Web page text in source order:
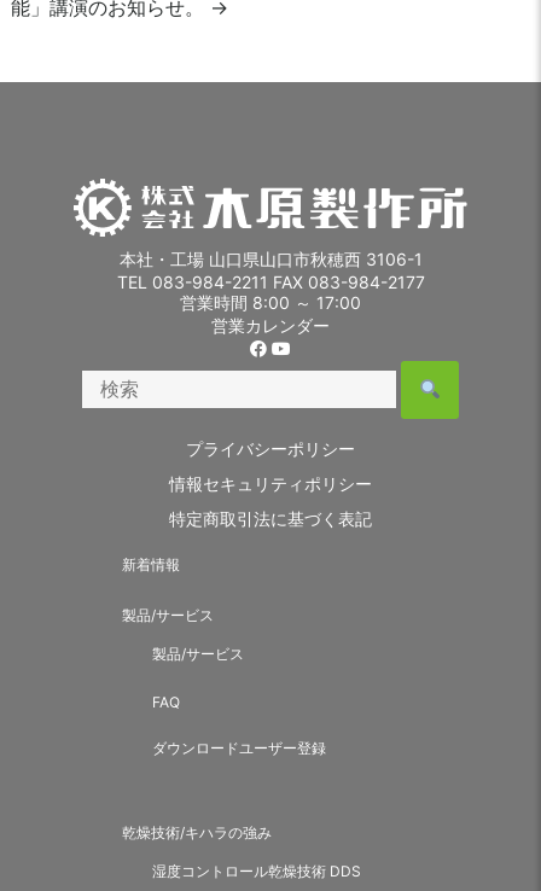
ナ
ビ
能」講演のお知らせ。 →
本社・工場 山口県山口市秋穂西 3106-1
TEL 083-984-2211 FAX 083-984-2177
営業時間 8:00 ～ 17:00
営業カレンダー
プライバシーポリシー
情報セキュリティポリシー
特定商取引法に基づく表記
新着情報
製品/サービス
製品/サービス
FAQ
ダウンロードユーザー登録
乾燥技術/キハラの強み
湿度コントロール乾燥技術 DDS